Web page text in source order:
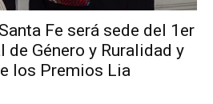
Fe será sede del 1er
de Género y Ruralidad y
los Premios Lia